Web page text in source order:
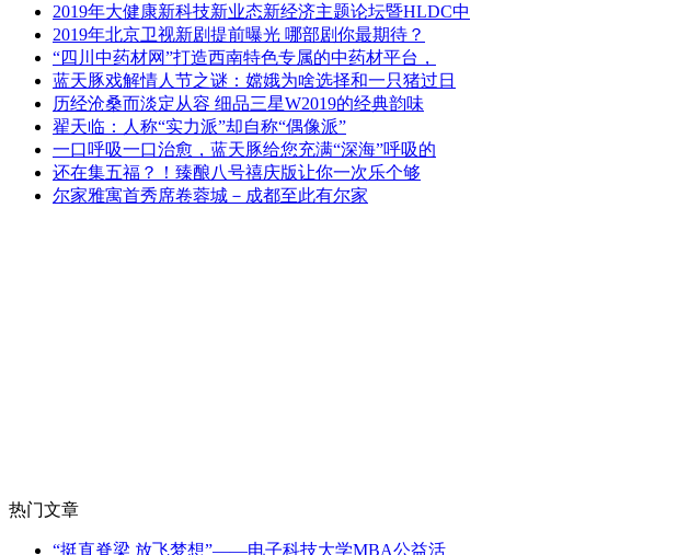
2019年大健康新科技新业态新经济主题论坛暨HLDC中
2019年北京卫视新剧提前曝光 哪部剧你最期待？
“四川中药材网”打造西南特色专属的中药材平台，
蓝天豚戏解情人节之谜：嫦娥为啥选择和一只猪过日
历经沧桑而淡定从容 细品三星W2019的经典韵味
翟天临：人称“实力派”却自称“偶像派”
一口呼吸一口治愈，蓝天豚给您充满“深海”呼吸的
还在集五福？！臻酿八号禧庆版让你一次乐个够
尔家雅寓首秀席卷蓉城－成都至此有尔家
热门文章
“挺直脊梁 放飞梦想”——电子科技大学MBA公益活